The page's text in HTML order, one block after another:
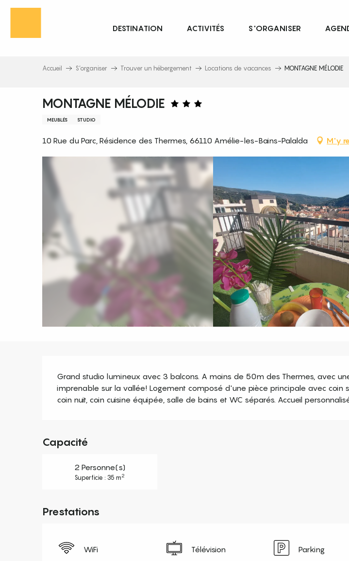
Aller
principal
DESTINATION ACTIVITÉS S'ORGANISER
Accueil S’organiser Trouver un hébergement Locations de vacances MONTAGNE MÉLODIE
MONTAGNE MÉLODIE
MEUBLÉS STUDIO
10 Rue du Parc, Résidence des Thermes, 66110 Amélie-les-Bains-Palalda M'y
Description
Grand studio lumineux avec 3 balcons. A moins de 50m des Thermes, avec
imprenable sur la vallée! Logement composé d'une pièce principale avec coin
coin nuit, coin cuisine équipée, salle de bains et WC séparés. Accueil
Capacité
2 Personne(s)
Superficie : 35 m2
Prestations
WiFi Télévision Parking